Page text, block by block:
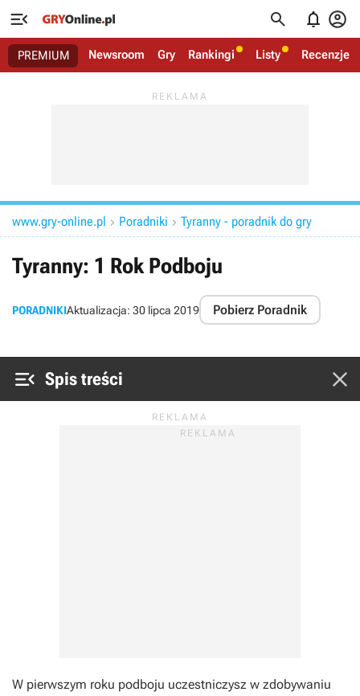
   
PREMIUM Newsroom Gry Rankingi Listy Recenzje
www.gry-online.pl  Poradniki  Tyranny - poradnik do gry
Tyranny: 1 Rok Podboju
PORADNIKIAktualizacja: 30 lipca 2019 Pobierz Poradnik
 Spis treści 
W pierwszym roku podboju uczestniczysz w zdobywaniu